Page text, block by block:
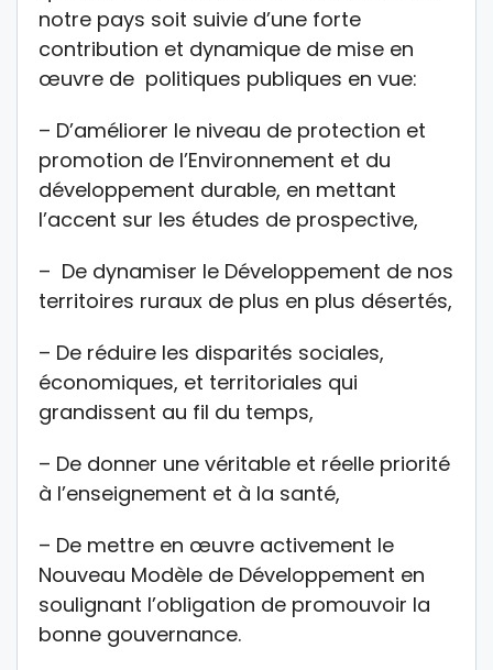
notre pays soit suivie d’une forte
contribution et dynamique de mise en
œuvre de politiques publiques en vue:
– D’améliorer le niveau de protection et
promotion de l’Environnement et du
développement durable, en mettant
l’accent sur les études de prospective,
– De dynamiser le Développement de nos
territoires ruraux de plus en plus désertés,
– De réduire les disparités sociales,
économiques, et territoriales qui
grandissent au fil du temps,
– De donner une véritable et réelle priorité
à l’enseignement et à la santé,
– De mettre en œuvre activement le
Nouveau Modèle de Développement en
soulignant l’obligation de promouvoir la
bonne gouvernance.